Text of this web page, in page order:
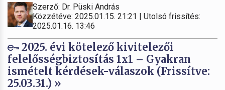
Szerző: Dr. Püski András
Közzétéve: 2025.01.15. 21:21 | Utolsó frissítés:
2025.01.16. 13:46
2025. évi kötelező kivitelezői
felelősségbiztosítás 1x1 – Gyakran
ismételt kérdések-válaszok (Frissítve:
25.03.31.) »